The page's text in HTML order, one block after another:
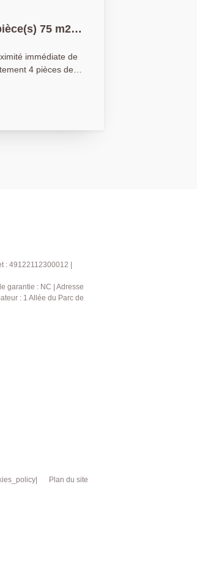
immédiate de
de
charges.
de trois
: 49122112300012 |
garantie : NC | Adresse
: 1 Allée du Parc de
Plan du site